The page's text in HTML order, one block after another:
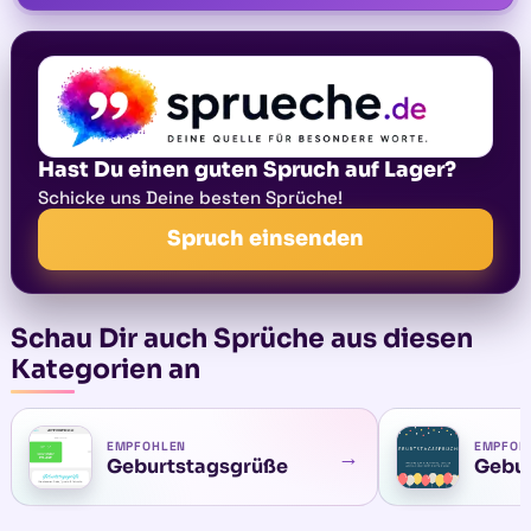
Hast Du einen guten Spruch auf Lager?
Schicke uns Deine besten Sprüche!
Spruch einsenden
Schau Dir auch Sprüche aus diesen
Kategorien an
EMPFOHLEN
Geburtstagsgrüße →